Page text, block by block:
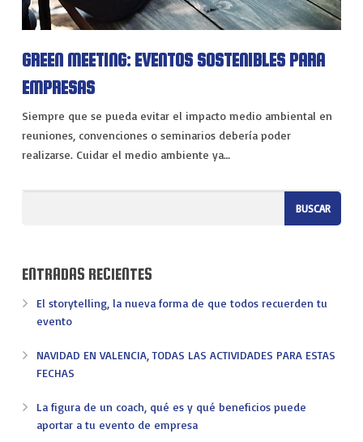
GREEN MEETING: EVENTOS SOSTENIBLES PARA
EMPRESAS
Siempre que se pueda evitar el impacto medio ambiental en
reuniones, convenciones o seminarios debería poder
realizarse. Cuidar el medio ambiente ya…
ENTRADAS RECIENTES
El storytelling, la nueva forma de que todos recuerden tu
evento
NAVIDAD EN VALENCIA, TODAS LAS ACTIVIDADES PARA ESTAS
FECHAS
La figura de un coach, qué es y qué beneficios puede
aportar a tu evento de empresa